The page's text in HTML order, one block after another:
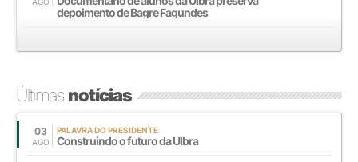
depoimento de Bagre Fagundes
Últimasnotícias
03
AGO
PALAVRA DO PRESIDENTE
Construindo o futuro da Ulbra